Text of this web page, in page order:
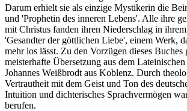
Darum erhielt sie als einzige Mystikerin die
und 'Prophetin des inneren Lebens'. Alle ihre
mit Christus fanden ihren Niederschlag in
'Gesandter der göttlichen Liebe', einem Werk,
mehr los lässt. Zu den Vorzügen dieses Buches
meisterhafte Übersetzung aus dem
Johannes Weißbrodt aus Koblenz. Durch
Vertrautheit mit dem Geist und Ton des
Intuition und dichterisches Sprachvermögen
berufen.